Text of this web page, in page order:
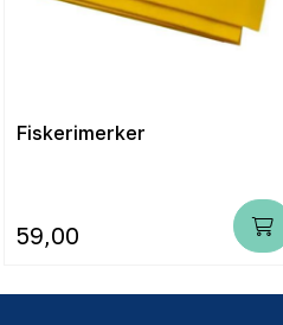
Fiskerimerker
59,00